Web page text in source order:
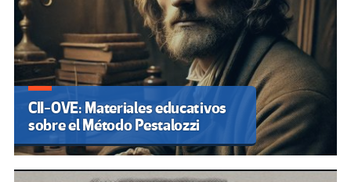
CII-OVE: Materiales educativos
sobre el Método Pestalozzi